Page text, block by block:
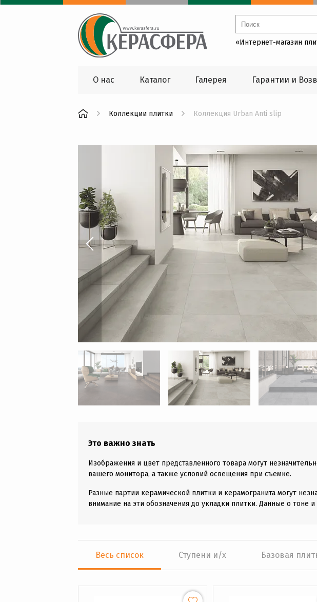
«Интернет-магазин
О нас Каталог Галерея Гарантии и
Коллекции плитки Коллекция Urban Anti slip
Это важно знать
Изображения и цвет представленного товара могут
вашего монитора, а также условий освещения при съемке.
Разные партии керамической плитки и керамогранита могут
внимание на эти обозначения до укладки плитки. Данные о тоне
Весь список Ступени и/x Базовая